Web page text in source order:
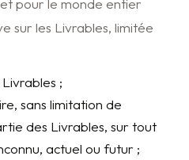
pour le monde entier
sur les Livrables, limitée
;
sans limitation de
des Livrables, sur tout
actuel ou futur ;